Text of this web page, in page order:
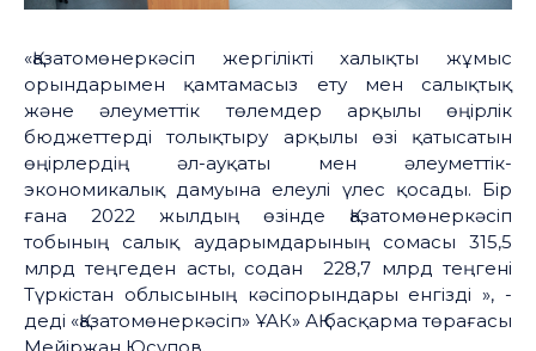
«Қазатомөнеркәсіп жергілікті халықты жұмыс
орындарымен қамтамасыз ету мен салықтық
және әлеуметтік төлемдер арқылы өңірлік
бюджеттерді толықтыру арқылы өзі қатысатын
өңірлердің әл-ауқаты мен әлеуметтік-
экономикалық дамуына елеулі үлес қосады. Бір
ғана 2022 жылдың өзінде Қазатомөнеркәсіп
тобының салық аударымдарының сомасы 315,5
млрд теңгеден асты, содан 228,7 млрд теңгені
Түркістан облысының кәсіпорындары енгізді », -
деді «Қазатомөнеркәсіп» ҰАК» АҚ басқарма төрағасы